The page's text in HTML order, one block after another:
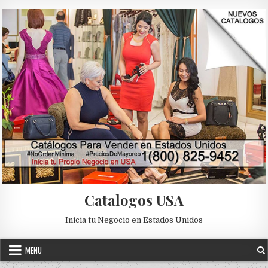
Catalogos USA
Inicia tu Negocio en Estados Unidos
MENU